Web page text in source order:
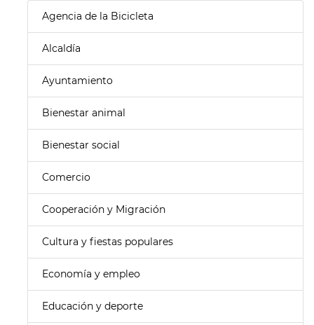
Agencia de la Bicicleta
Alcaldía
Ayuntamiento
Bienestar animal
Bienestar social
Comercio
Cooperación y Migración
Cultura y fiestas populares
Economía y empleo
Educación y deporte